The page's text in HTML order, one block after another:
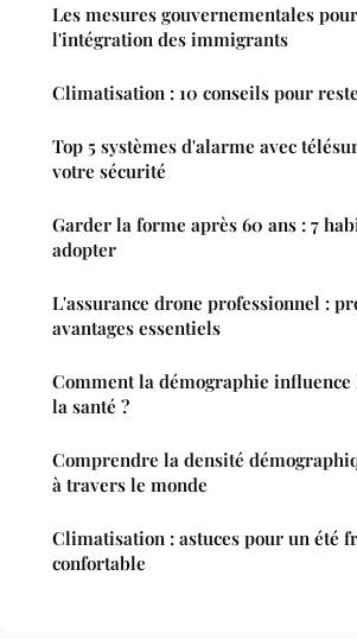
Les mesures gouvernementales
l'intégration des immigrants
Climatisation : 10 conseils pour
Top 5 systèmes d'alarme avec
votre sécurité
Garder la forme après 60 ans : 7
adopter
L'assurance drone professionnel :
avantages essentiels
Comment la démographie influence
la santé ?
Comprendre la densité
à travers le monde
Climatisation : astuces pour un été
confortable